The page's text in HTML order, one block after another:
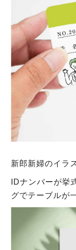
新郎新婦のイラ
IDナンバーが挙
グでテーブルが